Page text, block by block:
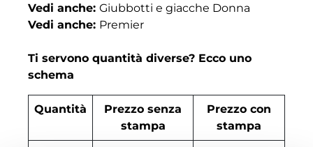
Vedi anche: Giubbotti e giacche Donna
Vedi anche: Premier
Ti servono quantità diverse? Ecco uno
schema
Quantità
Prezzo senza
stampa
Prezzo con
stampa